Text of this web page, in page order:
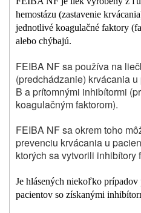
hemostázu (zastavenie
jednotlivé koagulačné faktory
alebo chýbajú.
FEIBA NF sa používa na
(predchádzanie) krvácania
B a prítomnými inhibítormi
koagulačným faktorom).
FEIBA NF sa okrem toho
prevenciu krvácania u
ktorých sa vytvorili inhibítory
Je hlásených niekoľko
pacientov so získanými